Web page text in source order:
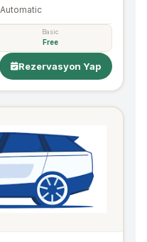
Automatic
Basic
Free
Rezervasyon Yap